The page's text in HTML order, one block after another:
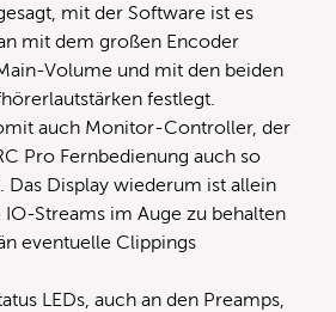
mit der Software ist es
mit dem großen Encoder
Volume und mit den beiden
festlegt.
auch Monitor-Controller, der
Pro Fernbedienung auch so
Das Display wiederum ist allein
IO-Streams im Auge zu behalten
eventuelle Clippings
LEDs, auch an den Preamps,